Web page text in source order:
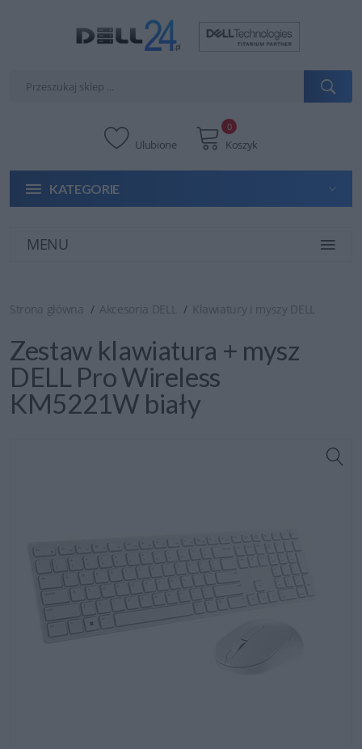
Ulubione Koszyk
0
KATEGORIE
MENU
Strona główna Akcesoria DELL Klawiatury i myszy DELL
Zestaw klawiatura + mysz
DELL Pro Wireless
KM5221W biały